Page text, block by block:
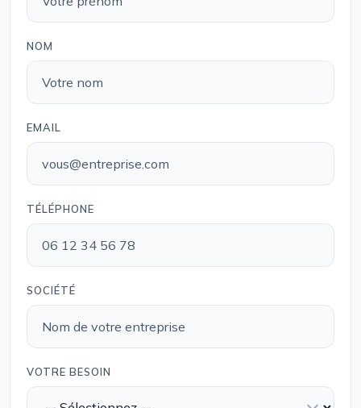
NOM
EMAIL
TÉLÉPHONE
SOCIÉTÉ
VOTRE BESOIN